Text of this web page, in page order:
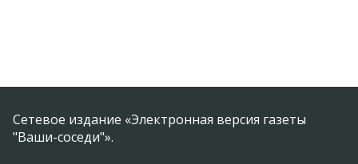
Сетевое издание «Электронная версия газеты
"Ваши-соседи"».